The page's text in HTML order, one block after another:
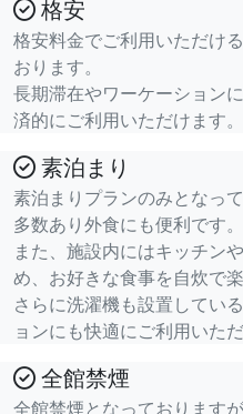
格安
格安料金でご利用いただけ
おります。
長期滞在やワーケーション
済的にご利用いただけます。
素泊まり
素泊まりプランのみとなっ
多数あり外食にも便利です。
また、施設内にはキッチン
め、お好きな食事を自炊で
さらに洗濯機も設置してい
ョンにも快適にご利用いただ
全館禁煙
全館禁煙となっております